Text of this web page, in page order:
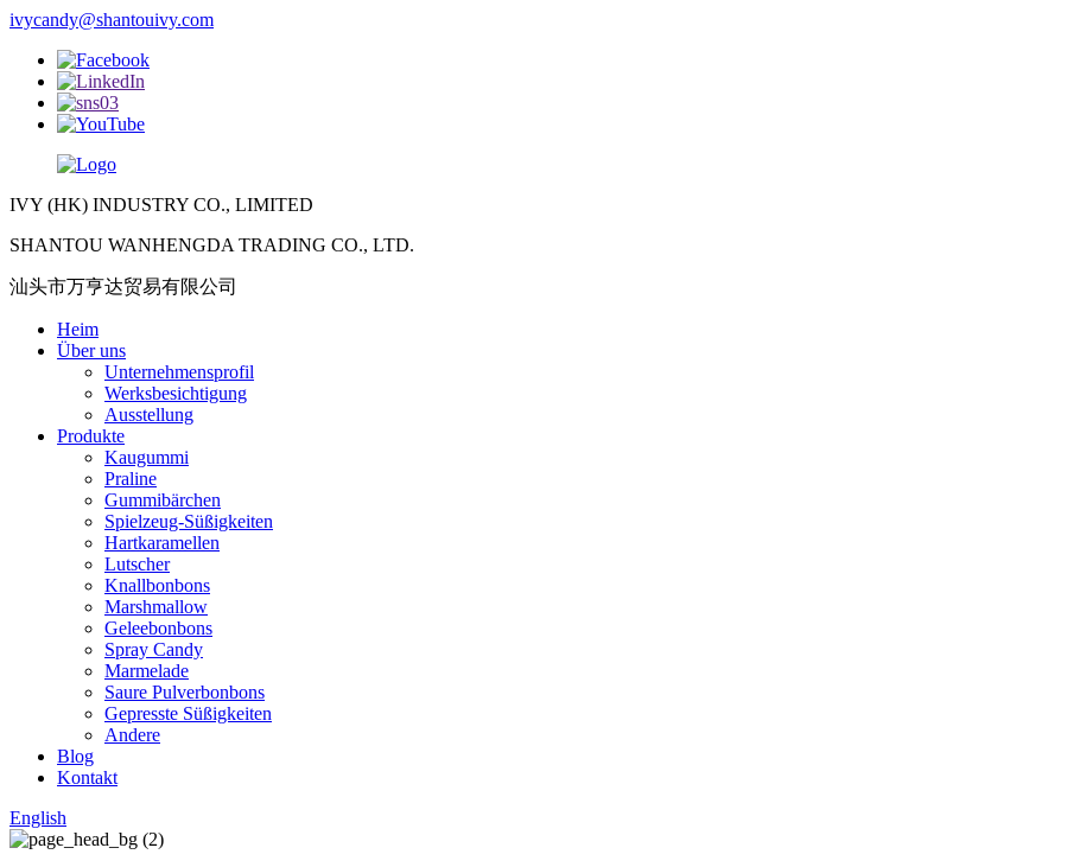
ivycandy@shantouivy.com
IVY (HK) INDUSTRY CO., LIMITED
SHANTOU WANHENGDA TRADING CO., LTD.
汕头市万亨达贸易有限公司
Heim
Über uns
Unternehmensprofil
Werksbesichtigung
Ausstellung
Produkte
Kaugummi
Praline
Gummibärchen
Spielzeug-Süßigkeiten
Hartkaramellen
Lutscher
Knallbonbons
Marshmallow
Geleebonbons
Spray Candy
Marmelade
Saure Pulverbonbons
Gepresste Süßigkeiten
Andere
Blog
Kontakt
English